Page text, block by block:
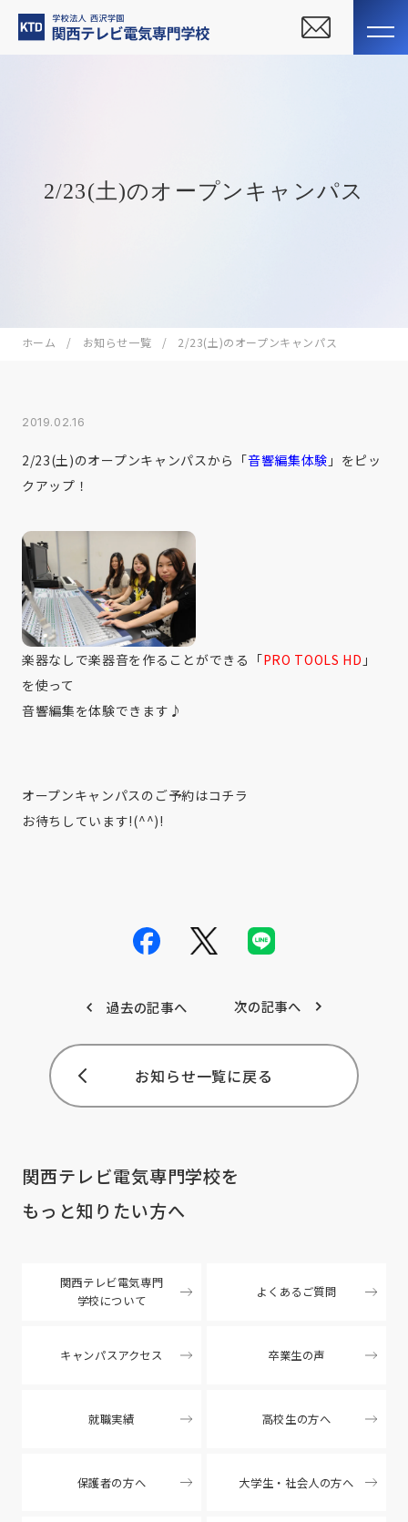
2/23(土)のオープンキャンパス
ホーム お知らせ一覧 2/23(土)のオープンキャンパス
2019.02.16
2/23(土)のオープンキャンパスから「音響編集体験 」をピッ
クアップ！
楽器なしで楽器音を作ることができる「PRO TOOLS HD 」
を使って
音響編集を体験できます♪
オープンキャンパスのご予約はコチラ
お待ちしています!(^^)!
過去の記事へ 次の記事へ
お知らせ一覧に戻る
関西テレビ電気専門学校を
もっと知りたい方へ
関西テレビ電気専門
学校について
よくあるご質問
キャンパスアクセス 卒業生の声
就職実績 高校生の方へ
保護者の方へ 大学生・社会人の方へ